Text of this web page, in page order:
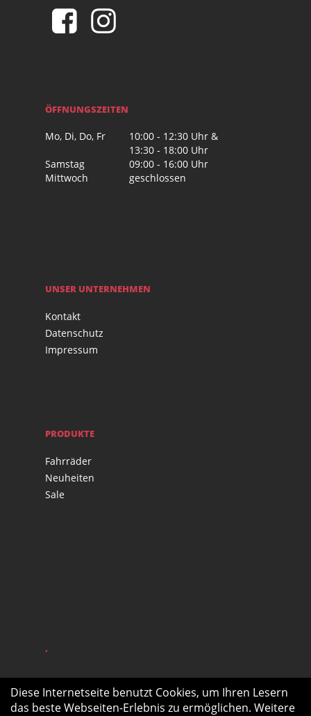
ÖFFNUNGSZEITEN
Mo, Di, Do, Fr
10:00 - 12:30 Uhr &
13:30 - 18:00 Uhr
Samstag
09:00 - 16:00 Uhr
Mittwoch
geschlossen
UNSER UNTERNEHMEN
Kontakt
Datenschutz
Impressum
PRODUKTE
Fahrräder
Neuheiten
Sale
.
Diese Internetseite benutzt Cookies, um Ihren Lesern
das beste Webseiten-Erlebnis zu ermöglichen. Weitere